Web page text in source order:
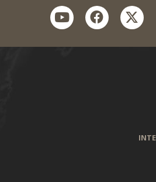
twitter
facebook
youtube